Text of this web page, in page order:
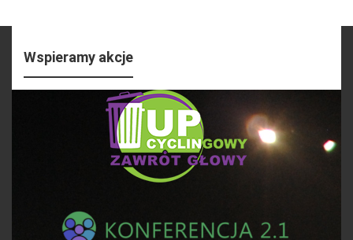
Wspieramy akcje